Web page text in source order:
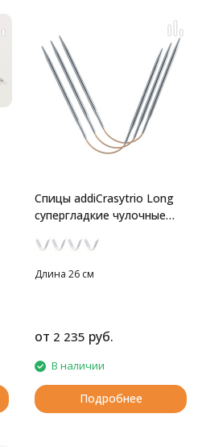
Спицы addiCrasytrio Long
супергладкие чулочные
Длина 26 см
от 2 235 руб.
В наличии
Подробнее